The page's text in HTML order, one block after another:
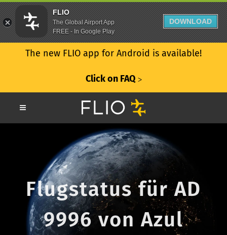
The new FLIO app for Android is available!
Click on FAQ ᐳ
Flugstatus für AD
9996 von Azul
FLIO
The Global Airport App
FREE - In Google Play
DOWNLOAD